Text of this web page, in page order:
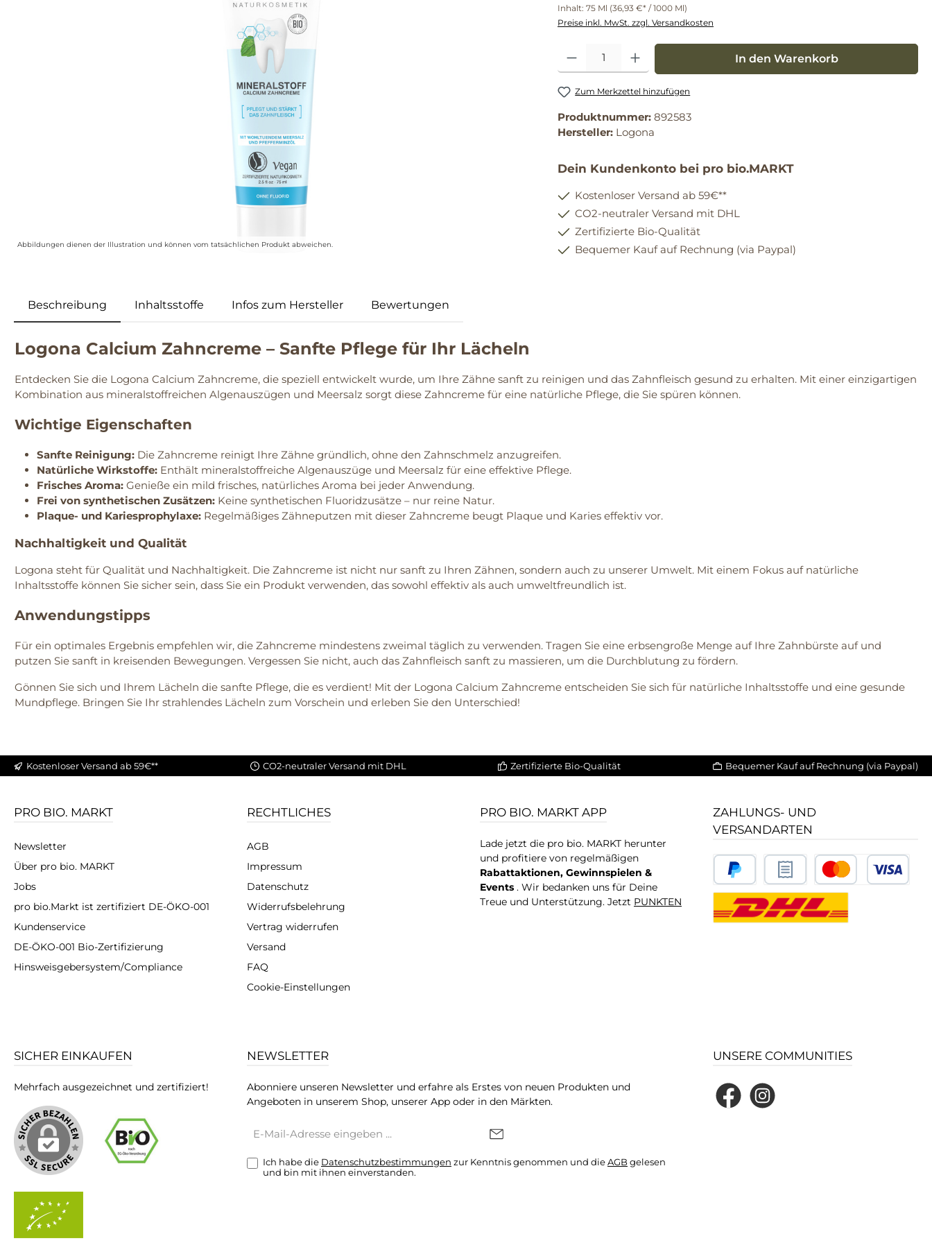
Abbildungen dienen der Illustration und können vom tatsächlichen Produkt abweichen.
Inhalt: 75 Ml (36,93 €* / 1000 Ml)
Preise inkl. MwSt. zzgl. Versandkosten
Produkt Anzahl: Gib den gewünschten Wert ein oder benutze die Schaltflächen um die
In den Warenkorb
Zum Merkzettel hinzufügen
Produktnummer: 892583
Hersteller: Logona
Dein Kundenkonto bei pro bio.MARKT
Kostenloser Versand ab 59€**
CO2-neutraler Versand mit DHL
Zertifizierte Bio-Qualität
Bequemer Kauf auf Rechnung (via Paypal)
Beschreibung Inhaltsstoffe Infos zum Hersteller Bewertungen
Logona Calcium Zahncreme – Sanfte Pflege für Ihr Lächeln
Entdecken Sie die Logona Calcium Zahncreme, die speziell entwickelt wurde, um Ihre Zähne sanft zu reinigen und das Zahnfleisch gesund zu erhalten. Mit einer einzigartigen
Kombination aus mineralstoffreichen Algenauszügen und Meersalz sorgt diese Zahncreme für eine natürliche Pflege, die Sie spüren können.
Wichtige Eigenschaften
Sanfte Reinigung: Die Zahncreme reinigt Ihre Zähne gründlich, ohne den Zahnschmelz anzugreifen.
Natürliche Wirkstoffe: Enthält mineralstoffreiche Algenauszüge und Meersalz für eine effektive Pflege.
Frisches Aroma: Genieße ein mild frisches, natürliches Aroma bei jeder Anwendung.
Frei von synthetischen Zusätzen: Keine synthetischen Fluoridzusätze – nur reine Natur.
Plaque- und Kariesprophylaxe: Regelmäßiges Zähneputzen mit dieser Zahncreme beugt Plaque und Karies effektiv vor.
Nachhaltigkeit und Qualität
Logona steht für Qualität und Nachhaltigkeit. Die Zahncreme ist nicht nur sanft zu Ihren Zähnen, sondern auch zu unserer Umwelt. Mit einem Fokus auf natürliche
Inhaltsstoffe können Sie sicher sein, dass Sie ein Produkt verwenden, das sowohl effektiv als auch umweltfreundlich ist.
Anwendungstipps
Für ein optimales Ergebnis empfehlen wir, die Zahncreme mindestens zweimal täglich zu verwenden. Tragen Sie eine erbsengroße Menge auf Ihre Zahnbürste auf und
putzen Sie sanft in kreisenden Bewegungen. Vergessen Sie nicht, auch das Zahnfleisch sanft zu massieren, um die Durchblutung zu fördern.
Gönnen Sie sich und Ihrem Lächeln die sanfte Pflege, die es verdient! Mit der Logona Calcium Zahncreme entscheiden Sie sich für natürliche Inhaltsstoffe und eine gesunde
Mundpflege. Bringen Sie Ihr strahlendes Lächeln zum Vorschein und erleben Sie den Unterschied!
Kostenloser Versand ab 59€** CO2-neutraler Versand mit DHL Zertifizierte Bio-Qualität Bequemer Kauf auf Rechnung (via Paypal)
PRO BIO. MARKT
Newsletter
Über pro bio. MARKT
Jobs
pro bio.Markt ist zertifiziert DE-ÖKO-001
Kundenservice
DE-ÖKO-001 Bio-Zertifizierung
Hinsweisgebersystem/Compliance
RECHTLICHES
AGB
Impressum
Datenschutz
Widerrufsbelehrung
Vertrag widerrufen
Versand
FAQ
Cookie-Einstellungen
PRO BIO. MARKT APP
Lade jetzt die pro bio. MARKT herunter
und profitiere von regelmäßigen
Rabattaktionen, Gewinnspielen &
Events . Wir bedanken uns für Deine
Treue und Unterstützung. Jetzt PUNKTEN
ZAHLUNGS- UND
VERSANDARTEN
SICHER EINKAUFEN
Mehrfach ausgezeichnet und zertifiziert!
NEWSLETTER
Abonniere unseren Newsletter und erfahre als Erstes von neuen Produkten und
Angeboten in unserem Shop, unserer App oder in den Märkten.
Mail-
Ich habe die Datenschutzbestimmungen zur Kenntnis genommen und dieAGBgelesen
und bin mit ihnen einverstanden.
UNSERE COMMUNITIES
FacebookInstagram